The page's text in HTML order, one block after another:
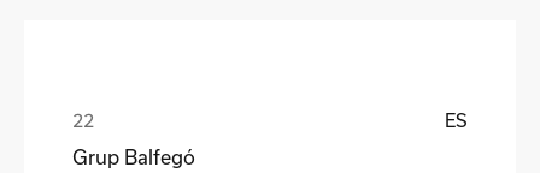
ES
Grup Balfegó